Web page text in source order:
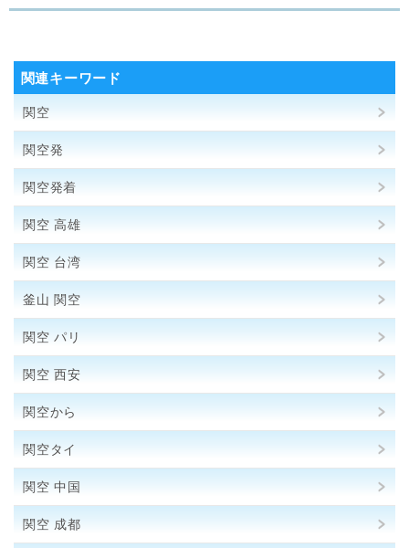
関連キーワード
関空
関空発
関空発着
関空 高雄
関空 台湾
釜山 関空
関空 パリ
関空 西安
関空から
関空タイ
関空 中国
関空 成都